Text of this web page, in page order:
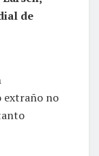
de
extraño no